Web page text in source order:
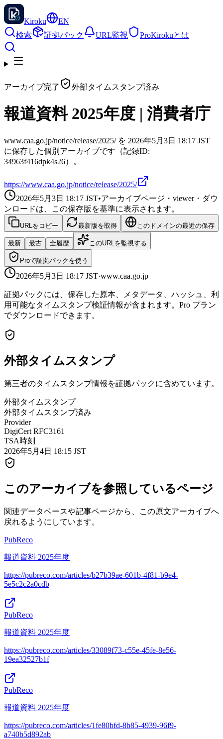
Kiroku
EN
検索
証拠パック URL監視 ProKirokuとは
アーカイブ完了 外部タイムスタンプ済み
報道資料 2025年度 | 消費者庁
www.caa.go.jp/notice/release/2025/ を 2026年5月3日 18:17 JST
に保存した個別アーカイブです（記録ID:
34963f416dpk4s26）。
https://www.caa.go.jp/notice/release/2025/
2026年5月3日 18:17 JST•アーカイブページ・viewer・ダウ
ンロードは、この保存版を基準に表示されます。
URLをコピー 最新版を取得 このドメインの最近の保存
最新 最古 全履歴 このURLを監視する
Proで証拠パックを使う
2026年5月3日 18:17 JST·www.caa.go.jp
証拠パックには、保存した原本、メタデータ、ハッシュ、利
用可能なタイムスタンプ検証情報が含まれます。Pro プラン
でダウンロードできます。
外部タイムスタンプ
第三者のタイムスタンプ情報を証拠パックに含めています。
外部タイムスタンプ
外部タイムスタンプ済み
Provider
DigiCert RFC3161
TSA時刻
2026年5月4日 18:15 JST
このアーカイブを参照しているページ
関連データベースや記事ページから、この原文アーカイブへ
戻れるようにしています。
PubReco
報道資料 2025年度
https://pubreco.com/articles/b27b39ae-601b-4f81-b9e4-
5e5c2c2a0cdb
PubReco
報道資料 2025年度
https://pubreco.com/articles/33089f73-c55e-45fe-8e56-
19ea32527b1f
PubReco
報道資料 2025年度
https://pubreco.com/articles/1fe80bfd-8b85-4939-96f9-
a740b5d892ab